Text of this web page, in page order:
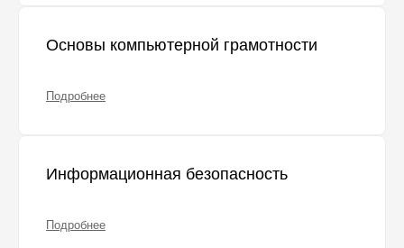
Основы компьютерной грамотности
Подробнее
Информационная безопасность
Подробнее